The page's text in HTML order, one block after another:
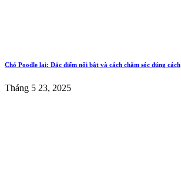
Chó Poodle lai: Đặc điểm nổi bật và cách chăm sóc đúng cách
Tháng 5 23, 2025